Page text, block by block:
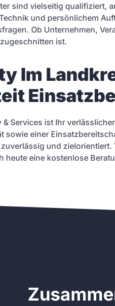
sind vielseitig qualifiziert,
und persönlichem
Ob Unternehmen,
ist.
Im
& Services ist Ihr
sowie einer
und
heute eine kostenlose